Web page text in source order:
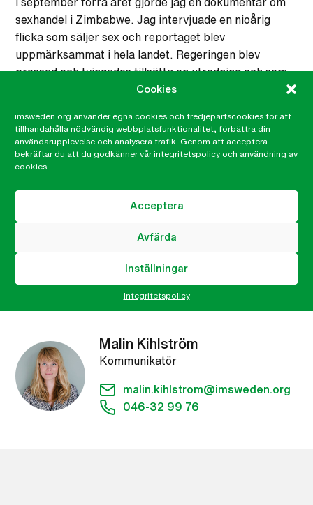
Cookies
imsweden.org använder egna cookies och tredjepartscookies för att
tillhandahålla nödvändig webbplatsfunktionalitet, förbättra din
användarupplevelse och analysera trafik. Genom att acceptera
bekräftar du att du godkänner vår integritetspolicy och användning av
cookies.
Acceptera
Avfärda
Inställningar
Integritetspolicy
sexhandel i Zimbabwe. Jag intervjuade en nioårig
flicka som säljer sex och reportaget blev
uppmärksammat i hela landet. Regeringen blev
pressad och tvingades tillsätta en utredning och som
ett resultat togs 60–70 unga flickor ur prostitution.
anklagad för att ha spridit falsk information och matat
flickorna med historierna som de berättade. Jag blev
arresterad och fängslad, men det skedde samtidigt
Förhoppningsvis har utredningen därför lagts ner. Det
här är mitt sätt att kämpa för ett öppnare,
kan göra sina egna röster hörda. Myndigheterna kan
fängsla mig hur många gånger som helst, men jag
tänker aldrig hålla tyst. Aldrig någonsin.”
Malin Kihlström
Kommunikatör
malin.kihlstrom@imsweden.org
046-32 99 76